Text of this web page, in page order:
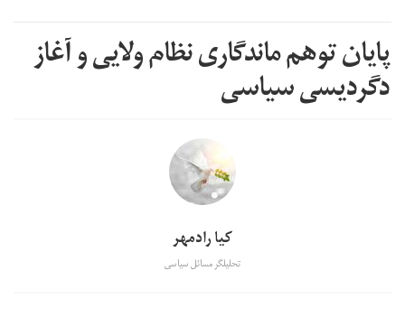
پایان تو‌‌‌هم ماندگاری نظام ولایی و آغاز
دگردیسی سیاسی
کیا رادمهر
تحلیلگر مسائل سیاسی